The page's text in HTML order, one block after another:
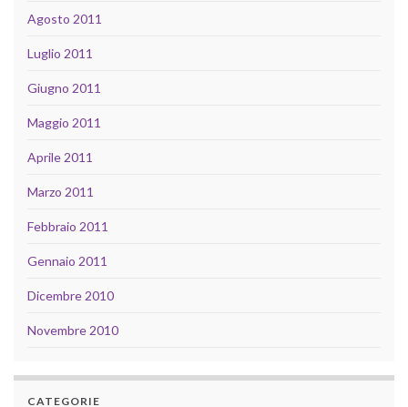
Agosto 2011
Luglio 2011
Giugno 2011
Maggio 2011
Aprile 2011
Marzo 2011
Febbraio 2011
Gennaio 2011
Dicembre 2010
Novembre 2010
CATEGORIE